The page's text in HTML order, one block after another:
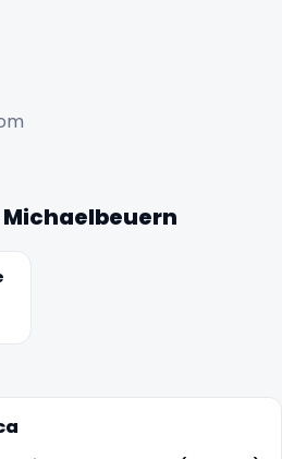
Michaelbeuern